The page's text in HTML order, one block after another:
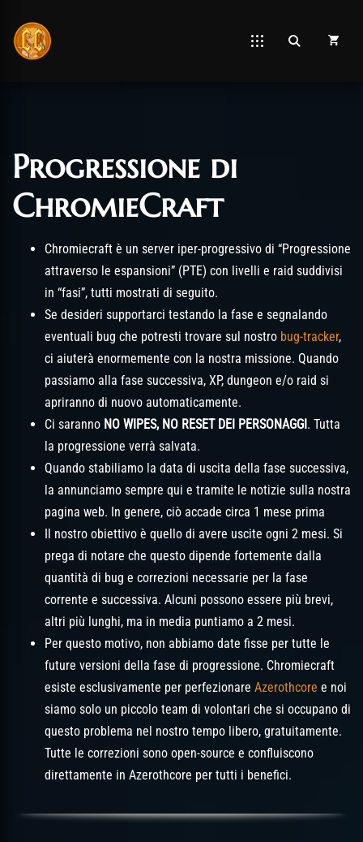
Post has published byChromie The Time Keeper
Gennaio 5, 2021
Novembre 19, 2025
Progressione di
ChromieCraft
Chromiecraft è un server iper-progressivo di “Progressione
attraverso le espansioni” (PTE) con livelli e raid suddivisi
in “fasi”, tutti mostrati di seguito.
Se desideri supportarci testando la fase e segnalando
eventuali bug che potresti trovare sul nostro bug-tracker,
ci aiuterà enormemente con la nostra missione. Quando
passiamo alla fase successiva, XP, dungeon e/o raid si
apriranno di nuovo automaticamente.
Ci saranno NO WIPES, NO RESET DEI PERSONAGGI. Tutta
la progressione verrà salvata.
Quando stabiliamo la data di uscita della fase successiva,
la annunciamo sempre qui e tramite le notizie sulla nostra
pagina web. In genere, ciò accade circa 1 mese prima
Il nostro obiettivo è quello di avere uscite ogni 2 mesi. Si
prega di notare che questo dipende fortemente dalla
quantità di bug e correzioni necessarie per la fase
corrente e successiva. Alcuni possono essere più brevi,
altri più lunghi, ma in media puntiamo a 2 mesi.
Per questo motivo, non abbiamo date fisse per tutte le
future versioni della fase di progressione. Chromiecraft
esiste esclusivamente per perfezionare Azerothcore e noi
siamo solo un piccolo team di volontari che si occupano di
questo problema nel nostro tempo libero, gratuitamente.
Tutte le correzioni sono open-source e confluiscono
direttamente in Azerothcore per tutti i benefici.